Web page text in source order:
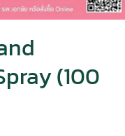
(100